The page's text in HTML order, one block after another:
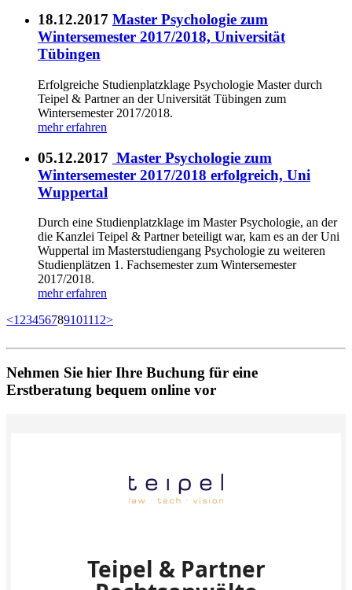
18.12.2017 Master Psychologie zum
Wintersemester 2017/2018, Universität
Tübingen
Erfolgreiche Studienplatzklage Psychologie Master durch
Teipel & Partner an der Universität Tübingen zum
Wintersemester 2017/2018.
mehr erfahren
05.12.2017 Master Psychologie zum
Wintersemester 2017/2018 erfolgreich, Uni
Wuppertal
Durch eine Studienplatzklage im Master Psychologie, an der
die Kanzlei Teipel & Partner beteiligt war, kam es an der Uni
Wuppertal im Masterstudiengang Psychologie zu weiteren
Studienplätzen 1. Fachsemester zum Wintersemester
2017/2018.
mehr erfahren
<1 23456789101112>
Nehmen Sie hier Ihre Buchung für eine
Erstberatung bequem online vor